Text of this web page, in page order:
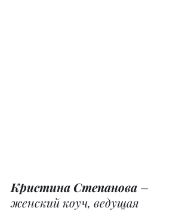
Кристина Степанова –
женский коуч, ведущая